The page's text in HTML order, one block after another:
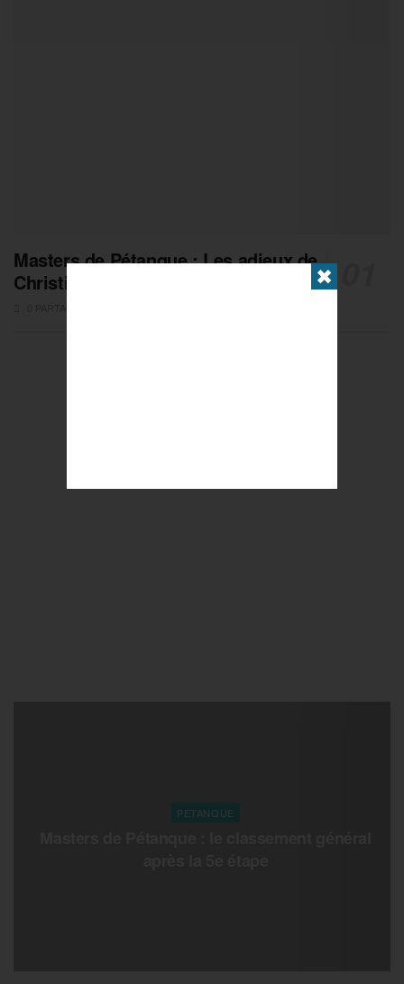
Masters de Pétanque : Les adieux de
Christian Fazzino
PETANQUE
✖